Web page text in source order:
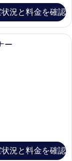
況と料金を確認
ーム キングベッド 1
ー
況と料金を確認